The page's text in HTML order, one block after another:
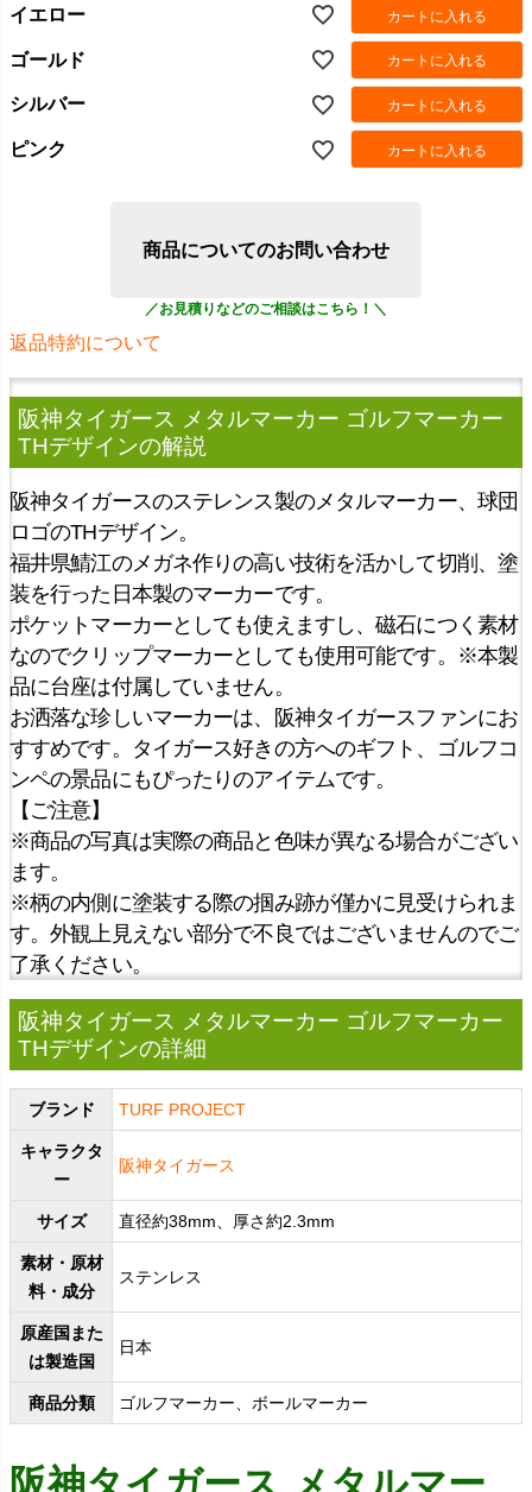
イエロー カートに入れる
ゴールド カートに入れる
シルバー カートに入れる
ピンク カートに入れる
商品についてのお問い合わせ
返品特約について
阪神タイガース メタルマーカー ゴルフマーカー
THデザインの解説
阪神タイガースのステレンス製のメタルマーカー、球団
ロゴのTHデザイン。
福井県鯖江のメガネ作りの高い技術を活かして切削、塗
装を行った日本製のマーカーです。
ポケットマーカーとしても使えますし、磁石につく素材
なのでクリップマーカーとしても使用可能です。※本製
品に台座は付属していません。
お洒落な珍しいマーカーは、阪神タイガースファンにお
すすめです。タイガース好きの方へのギフト、ゴルフコ
ンペの景品にもぴったりのアイテムです。
【ご注意】
※商品の写真は実際の商品と色味が異なる場合がござい
ます。
※柄の内側に塗装する際の掴み跡が僅かに見受けられま
す。外観上見えない部分で不良ではございませんのでご
了承ください。
阪神タイガース メタルマーカー ゴルフマーカー
THデザインの詳細
ブランド TURF PROJECT
キャラクタ
ー
阪神タイガース
サイズ 直径約38mm、厚さ約2.3mm
素材・原材
料・成分
ステンレス
原産国また
は製造国
日本
商品分類 ゴルフマーカー、ボールマーカー
阪神タイガース メタルマー